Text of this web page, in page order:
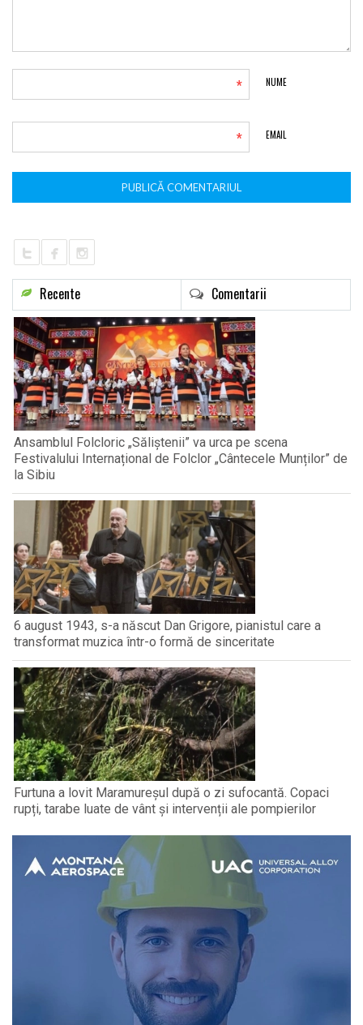
NUME
*
EMAIL
*
Recente Comentarii
Ansamblul Folcloric „Săliștenii” va urca pe scena
Festivalului Internațional de Folclor „Cântecele Munților” de
la Sibiu
6 august 1943, s-a născut Dan Grigore, pianistul care a
transformat muzica într-o formă de sinceritate
Furtuna a lovit Maramureșul după o zi sufocantă. Copaci
rupți, tarabe luate de vânt și intervenții ale pompierilor